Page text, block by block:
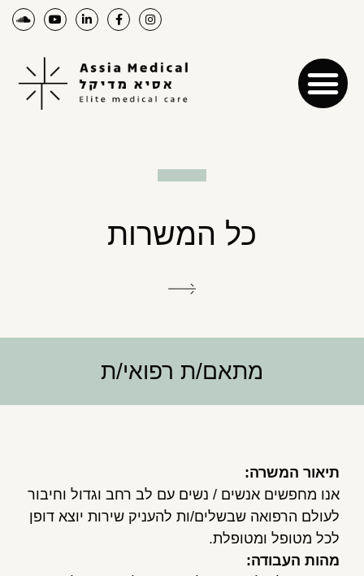
כל המשרות
מתאם/ת רפואי/ת
תיאור המשרה:
אנו מחפשים אנשים / נשים עם לב רחב וגדול וחיבור
לעולם הרפואה שבשלים/ות להעניק שירות יוצא דופן
לכל מטופל ומטופלת.
מהות העבודה: